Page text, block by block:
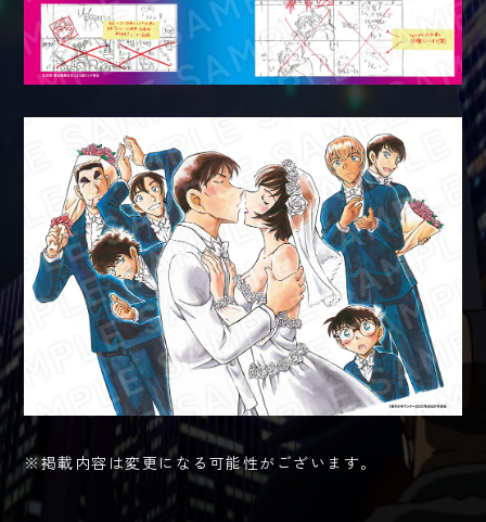
※掲載内容は変更になる可能性がございます。